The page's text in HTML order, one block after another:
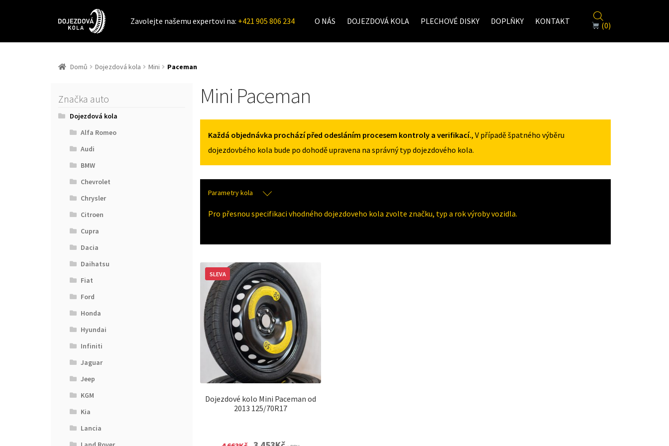
Zavolejte našemu expertovi na: +421 905 806 234 O NÁS DOJEZDOVÁ KOLA PLECHOVÉ DISKY DOPLŇKY KONTAKT (0)
Domů Dojezdová kola Mini Paceman
Značka auto
Dojezdová kola
Alfa Romeo
Audi
BMW
Chevrolet
Chrysler
Citroen
Cupra
Dacia
Daihatsu
Fiat
Ford
Honda
Hyundai
Infiniti
Jaguar
Jeep
KGM
Kia
Lancia
Mini Paceman
Každá objednávka prochází před odesláním procesem kontroly a verifikací., V případě špatného výběru
dojezdovbého kola bude po dohodě upravena na správný typ dojezdového kola.
Parametry kola
Pro přesnou specifikaci vhodného dojezdoveho kola zvolte značku, typ a rok výroby vozidla.
Dojezdové kolo Mini Paceman od
2013 125/70R17
SLEVA
Original
Current